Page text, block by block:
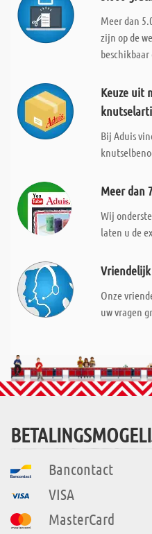
Meer dan
zijn op de
Keuze uit
Bij Aduis
Meer dan
Wij
laten u de
Vriendelijk
Onze
uw vragen
Bancontact
VISA
MasterCard